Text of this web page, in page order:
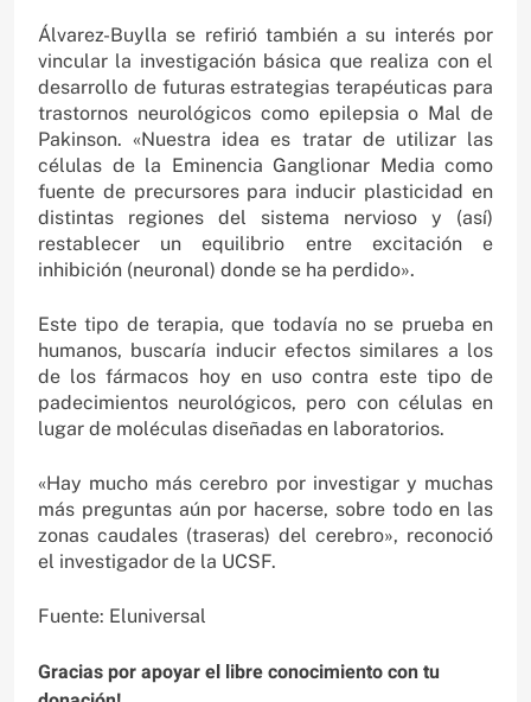
Álvarez-Buylla se refirió también a su interés por
vincular la investigación básica que realiza con el
desarrollo de futuras estrategias terapéuticas para
trastornos neurológicos como epilepsia o Mal de
Pakinson. «Nuestra idea es tratar de utilizar las
células de la Eminencia Ganglionar Media como
fuente de precursores para inducir plasticidad en
distintas regiones del sistema nervioso y (así)
restablecer un equilibrio entre excitación e
inhibición (neuronal) donde se ha perdido».
Este tipo de terapia, que todavía no se prueba en
humanos, buscaría inducir efectos similares a los
de los fármacos hoy en uso contra este tipo de
padecimientos neurológicos, pero con células en
lugar de moléculas diseñadas en laboratorios.
«Hay mucho más cerebro por investigar y muchas
más preguntas aún por hacerse, sobre todo en las
zonas caudales (traseras) del cerebro», reconoció
el investigador de la UCSF.
Fuente: Eluniversal
Gracias por apoyar el libre conocimiento con tu